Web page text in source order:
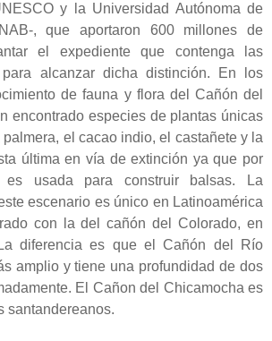
y la Universidad Autónoma de
, que aportaron 600 millones de
el expediente que contenga las
alcanzar dicha distinción. En los
de fauna y flora del Cañón del
encontrado especies de plantas únicas
el cacao indio, el castañete y la
última en vía de extinción ya que por
usada para construir balsas. La
escenario es único en Latinoamérica
con la del cañón del Colorado, en
diferencia es que el Cañón del Río
amplio y tiene una profundidad de dos
El Cañon del Chicamocha es
santandereanos.